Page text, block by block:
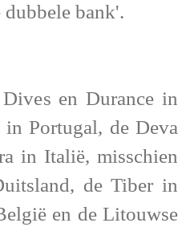
dubbele bank'.
en Durance in
Portugal, de Deva
in Italië, misschien
de Tiber in
en de Litouwse